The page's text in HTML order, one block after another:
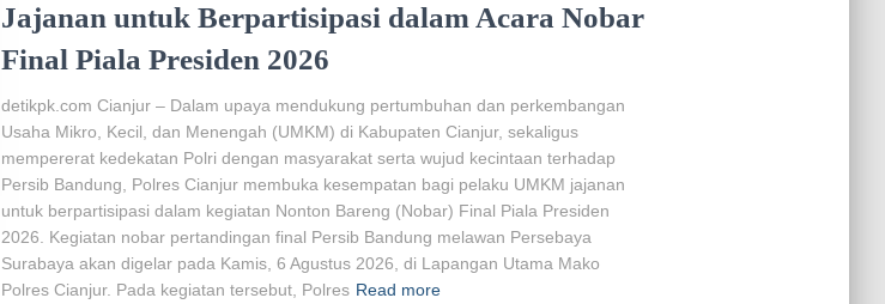
Jajanan untuk Berpartisipasi dalam Acara Nobar
Final Piala Presiden 2026
detikpk.com ‎‎Cianjur – Dalam upaya mendukung pertumbuhan dan perkembangan
Usaha Mikro, Kecil, dan Menengah (UMKM) di Kabupaten Cianjur, sekaligus
mempererat kedekatan Polri dengan masyarakat serta wujud kecintaan terhadap
Persib Bandung, Polres Cianjur membuka kesempatan bagi pelaku UMKM jajanan
untuk berpartisipasi dalam kegiatan Nonton Bareng (Nobar) Final Piala Presiden
2026. ‎‎Kegiatan nobar pertandingan final Persib Bandung melawan Persebaya
Surabaya akan digelar pada Kamis, 6 Agustus 2026, di Lapangan Utama Mako
Polres Cianjur. Pada kegiatan tersebut, Polres Read more